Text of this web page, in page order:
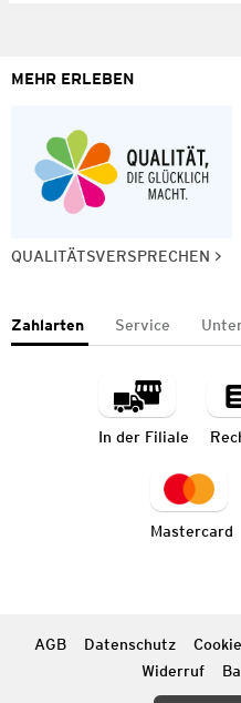
MEHR ERLEBEN
QUALITÄTSVERSPRECHEN
Zahlarten Service
In der Filiale
Mastercard
AGB Datenschutz
Widerruf